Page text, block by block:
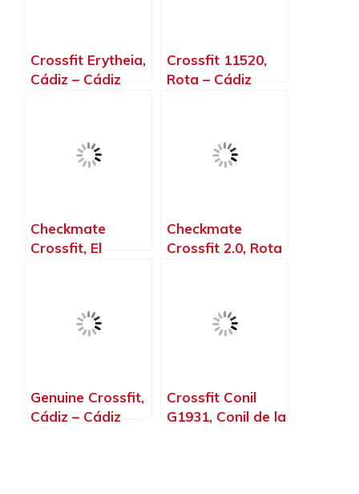
Crossfit Erytheia,
Cádiz – Cádiz
Crossfit 11520,
Rota – Cádiz
Checkmate
Crossfit, El
Checkmate
Crossfit 2.0, Rota
Genuine Crossfit,
Cádiz – Cádiz
Crossfit Conil
G1931, Conil de la